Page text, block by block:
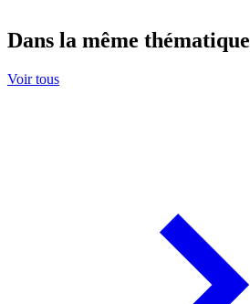
Dans la même thématique
Voir tous